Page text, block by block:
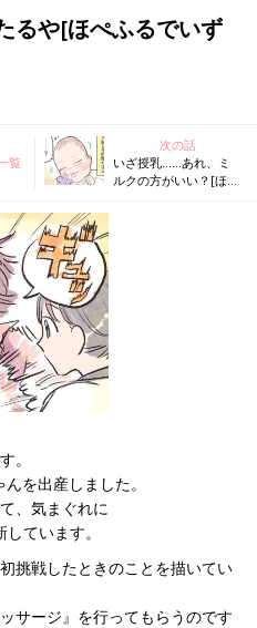
るや[ほぺふるでいず
覧
次の話
いざ授乳……あれ、ミ
ルクの方がいい？[ほぺ
。
を出産しました。
、気まぐれに
しています。
挑戦したときのことを描いてい
サージ』を行ってもらうのです